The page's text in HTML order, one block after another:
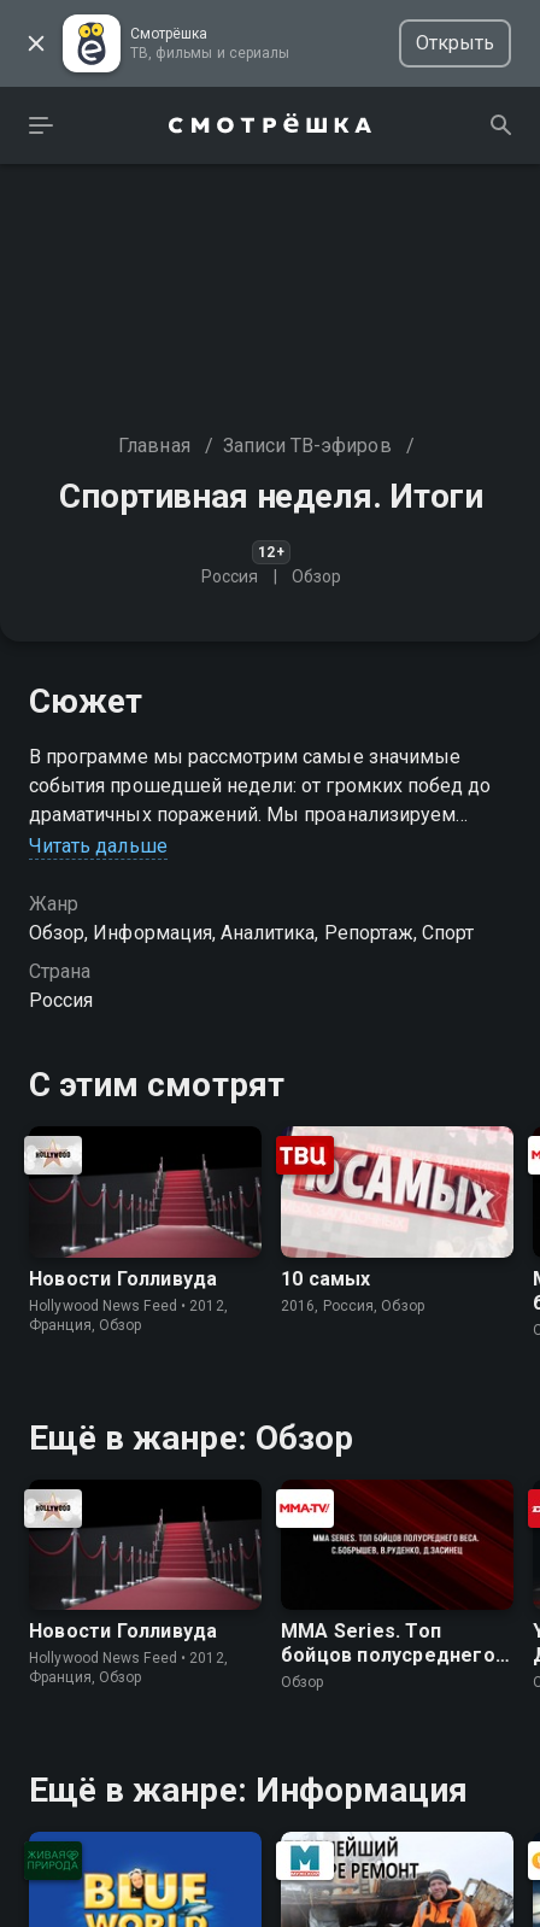
Смотрёшка
ТВ, фильмы и сериалы
Открыть
Главная / Записи ТВ-эфиров /
Спортивная неделя. Итоги
12+
Россия Обзор
Сюжет
В программе мы рассмотрим самые значимые
события прошедшей недели: от громких побед до
драматичных поражений. Мы проанализируем
выступления ведущих спортсменов и команд,
своим мнением
Читать дальше
Жанр
Обзор, Информация, Аналитика, Репортаж, Спорт
Страна
Россия
С этим смотрят
Новости Голливуда
Hollywood News Feed • 2012,
Франция, Обзор
10 самых
2016, Россия, Обзор
Ещё в жанре: Обзор
Новости Голливуда
Hollywood News Feed • 2012,
Франция, Обзор
MMA Series. Топ
бойцов полусреднего
веса. С.Бобрышев,
Обзор
Ещё в жанре: Информация